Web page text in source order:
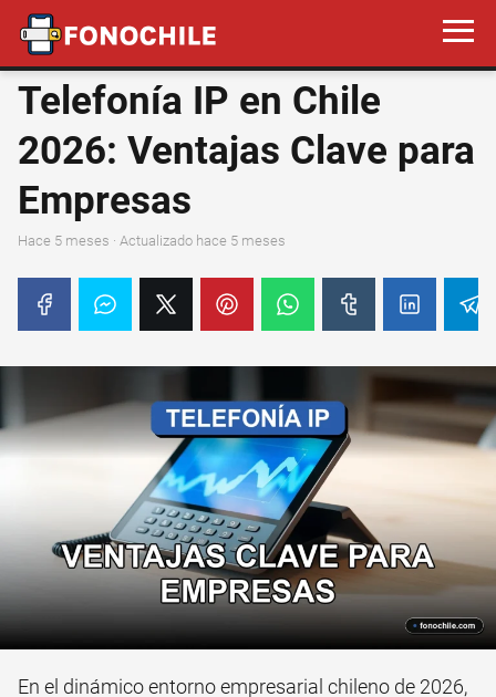
Telefonía IP en Chile
2026: Ventajas Clave para
Empresas
hace 5 meses · Actualizado hace 5 meses
En el dinámico entorno empresarial chileno de 2026,